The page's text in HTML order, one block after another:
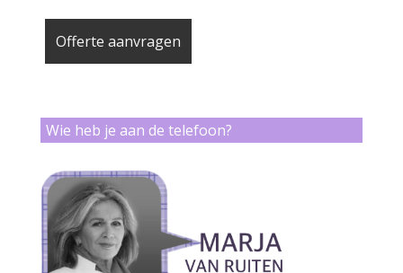
Wie heb je aan de telefoon?